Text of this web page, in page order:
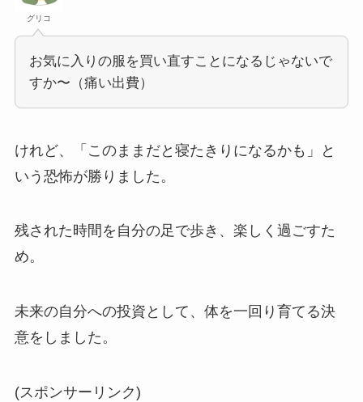
グリコ
お気に入りの服を買い直すことになるじゃないで
すか〜（痛い出費）
けれど、「このままだと寝たきりになるかも」と
いう恐怖が勝りました。
残された時間を自分の足で歩き、楽しく過ごすた
め。
未来の自分への投資として、体を一回り育てる決
意をしました。
(スポンサーリンク)